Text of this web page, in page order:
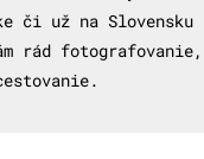
či už na Slovensku
rád fotografovanie,